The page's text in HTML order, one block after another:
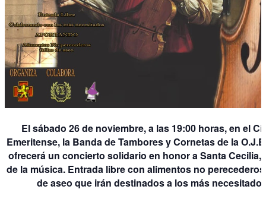
El sábado 26 de noviembre, a las 19:00 horas, en el
Emeritense, la Banda de Tambores y Cornetas de la
ofrecerá un concierto solidario en honor a Santa Cecilia,
de la música. Entrada libre con alimentos no
de aseo que irán destinados a los más